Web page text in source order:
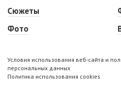
Сюжеты
Фото
Условия использования веб-сайта и
персональных данных
Политика использования cookies